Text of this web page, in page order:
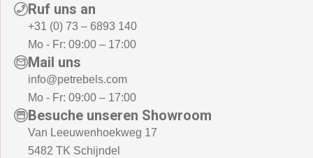
Ruf uns an
+31 (0) 73 – 6893 140
Mo - Fr: 09:00 – 17:00
Mail uns
info@petrebels.com
Mo - Fr: 09:00 – 17:00
Besuche unseren Showroom
Van Leeuwenhoekweg 17
5482 TK Schijndel